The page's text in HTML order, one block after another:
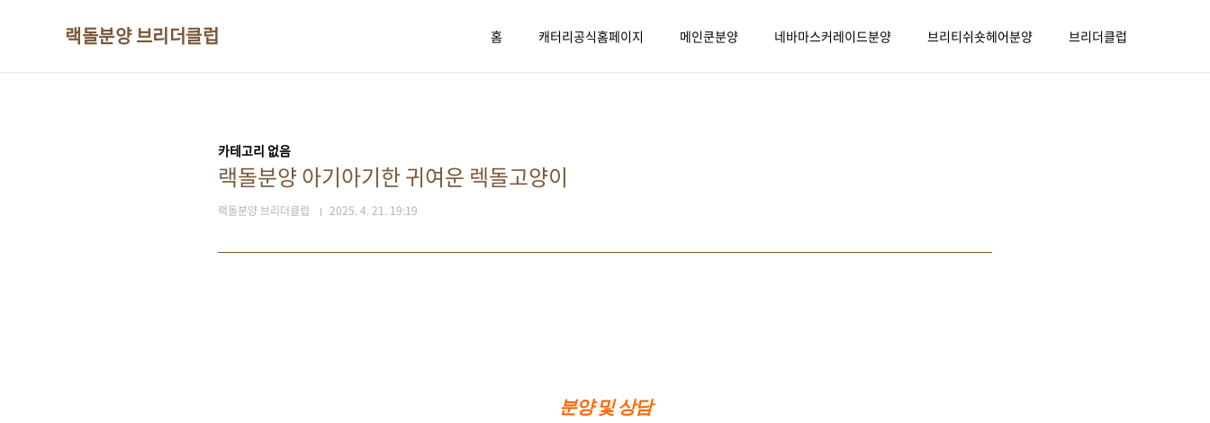
랙돌분양 브리더클럽 홈 캐터리공식홈페이지 메인쿤분양 네바마스커레이드분양 브리티쉬숏헤어분양 브리더클럽
카테고리 없음
랙돌분양 아기아기한 귀여운 렉돌고양이
랙돌분양 브리더클럽 2025. 4. 21. 19:19
분양 및 상담